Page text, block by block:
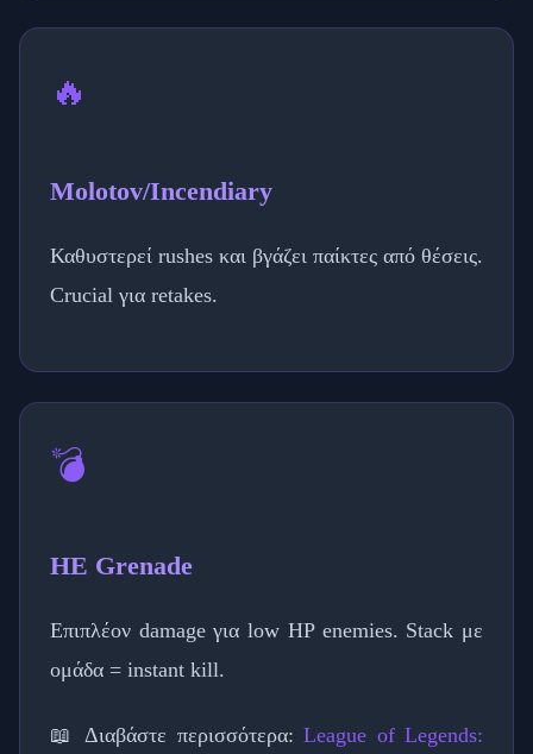
🔥
Molotov/Incendiary
Καθυστερεί rushes και βγάζει παίκτες από θέσεις.
Crucial για retakes.
💣
HE Grenade
Επιπλέον damage για low HP enemies. Stack με
ομάδα = instant kill.
📖 Διαβάστε περισσότερα: League of Legends: